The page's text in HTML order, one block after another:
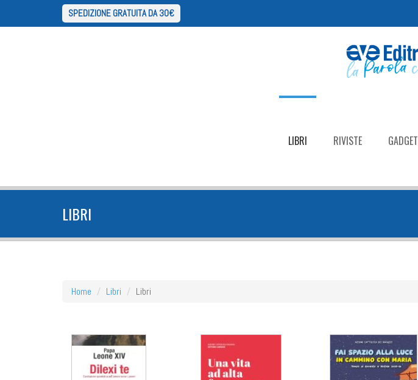
SPEDIZIONE GRATUITA DA 30€
LIBRI RIVISTE GADGET
LIBRI
Home Libri Libri